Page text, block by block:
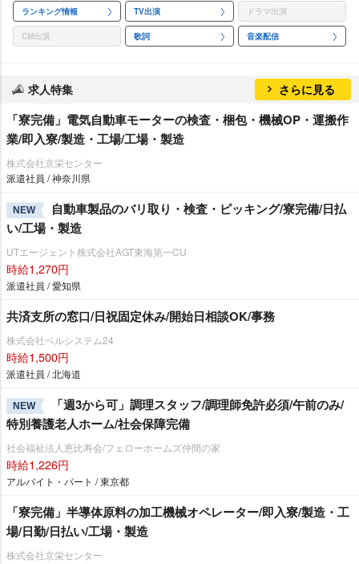
ランキング情報 TV出演 ドラマ出演
CM出演 歌詞 音楽配信
求人特集 さらに見る
「寮完備」電気自動車モーターの検査・梱包・機械OP・運搬作
業/即入寮/製造・工場/工場・製造
株式会社京栄センター
派遣社員 / 神奈川県
NEW
自動車製品のバリ取り・検査・ピッキング/寮完備/日払
い/工場・製造
UTエージェント株式会社AGT東海第一CU
時給1,270円
派遣社員 / 愛知県
共済支所の窓口/日祝固定休み/開始日相談OK/事務
株式会社ベルシステム24
時給1,500円
派遣社員 / 北海道
NEW
「週3から可」調理スタッフ/調理師免許必須/午前のみ/
特別養護老人ホーム/社会保障完備
社会福祉法人恵比寿会/フェローホームズ仲間の家
時給1,226円
アルバイト・パート / 東京都
「寮完備」半導体原料の加工機械オペレーター/即入寮/製造・工
場/日勤/日払い/工場・製造
株式会社京栄センター